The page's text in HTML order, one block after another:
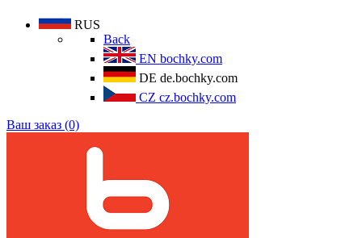
RUS
Back
EN bochky.com
DE de.bochky.com
CZ cz.bochky.com
Ваш заказ (0)